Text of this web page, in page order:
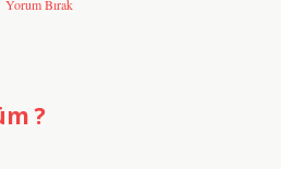
Yorum Bırak
?